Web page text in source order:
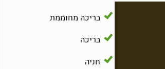
בריכה מחוממת
בריכה
חניה